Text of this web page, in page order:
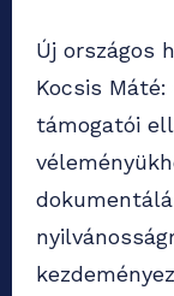
Új országos
Kocsis Máté:
támogatói